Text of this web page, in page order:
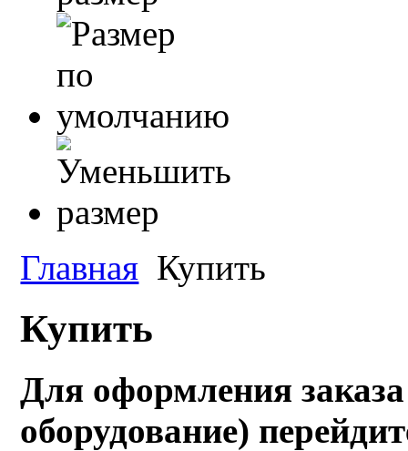
Главная Купить
Купить
Для оформления
оборудование)